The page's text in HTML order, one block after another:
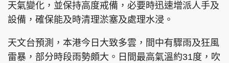
天氣變化，並保持高度戒備，必要時迅速增派人手及
設備，確保能及時清理淤塞及處理水浸。
天文台預測，本港今日大致多雲，間中有驟雨及狂風
雷暴，部分時段雨勢頗大。日間最高氣溫約31度，吹